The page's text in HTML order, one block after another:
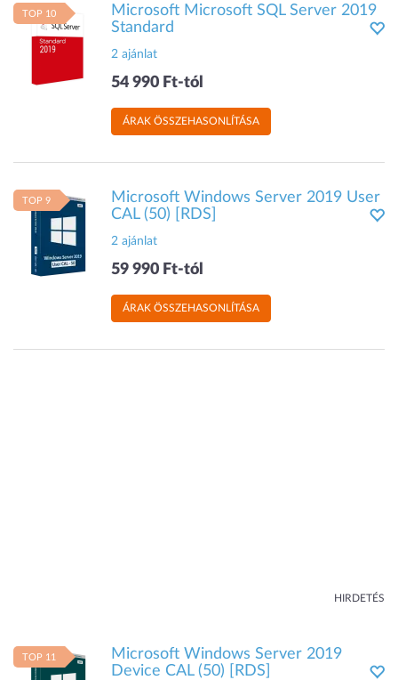
TOP 10
Microsoft Microsoft SQL Server 2019
Standard
2 ajánlat
54 990 Ft-tól
ÁRAK ÖSSZEHASONLÍTÁSA
TOP 9
Microsoft Windows Server 2019 User
CAL (50) [RDS]
2 ajánlat
59 990 Ft-tól
ÁRAK ÖSSZEHASONLÍTÁSA
HIRDETÉS
TOP 11
Microsoft Windows Server 2019
Device CAL (50) [RDS]